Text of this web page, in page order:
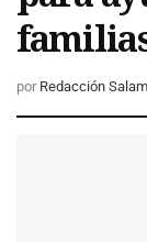
por Redacción